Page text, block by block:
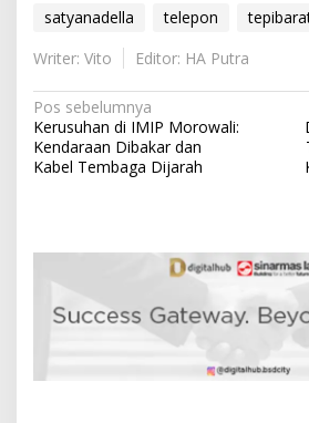
satyanadella
telepon
Writer: Vito
Editor: HA Putra
N
a
v
o
Pos sebelumnya
Kerusuhan di IMIP Morowali:
Kendaraan Dibakar dan
Kabel Tembaga Dijarah